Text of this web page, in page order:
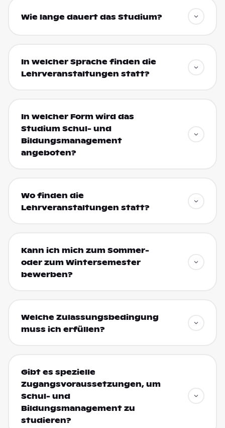
Wie lange dauert das Studium?
In welcher Sprache finden die
Lehrveranstaltungen statt?
In welcher Form wird das
Studium Schul- und
Bildungsmanagement
angeboten?
Wo finden die
Lehrveranstaltungen statt?
Kann ich mich zum Sommer-
oder zum Wintersemester
bewerben?
Welche Zulassungsbedingung
muss ich erfüllen?
Gibt es spezielle
Zugangsvoraussetzungen, um
Schul- und
Bildungsmanagement zu
studieren?